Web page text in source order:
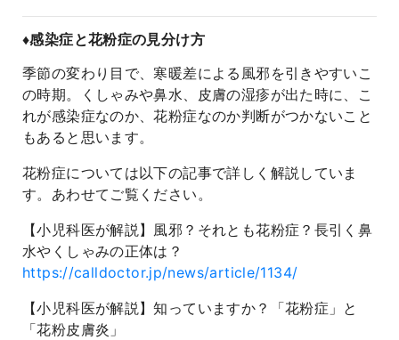
♦️感染症と花粉症の見分け方
季節の変わり目で、寒暖差による風邪を引きやすいこ
の時期。くしゃみや鼻水、皮膚の湿疹が出た時に、こ
れが感染症なのか、花粉症なのか判断がつかないこと
もあると思います。
花粉症については以下の記事で詳しく解説していま
す。あわせてご覧ください。
【小児科医が解説】風邪？それとも花粉症？長引く鼻
水やくしゃみの正体は？
https://calldoctor.jp/news/article/1134/
【小児科医が解説】知っていますか？「花粉症」と
「花粉皮膚炎」